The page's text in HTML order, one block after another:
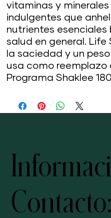
vitaminas y
indulgentes que
nutrientes esenciales
salud en general.
la saciedad y un
usa como reemplazo
Programa Shaklee
Contacto: